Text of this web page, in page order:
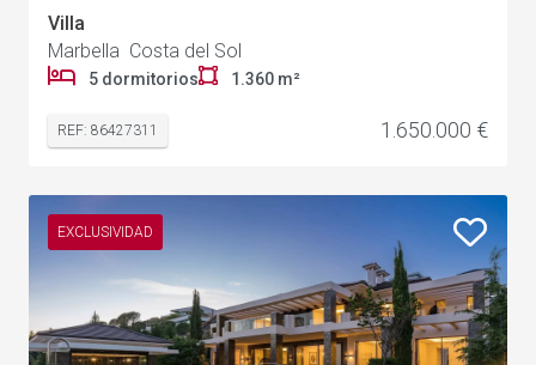
Villa
Marbella Costa del Sol
5 dormitorios 1.360 m²
REF: 86427311 1.650.000 €
EXCLUSIVIDAD